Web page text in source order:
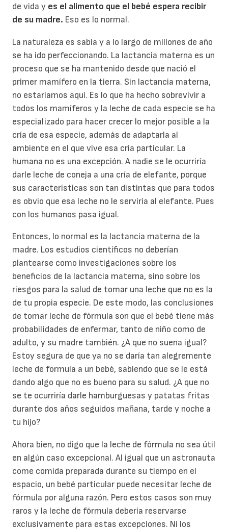
de vida y es el alimento que el bebé espera recibir
de su madre. Eso es lo normal.
La naturaleza es sabia y a lo largo de millones de año
se ha ido perfeccionando. La lactancia materna es un
proceso que se ha mantenido desde que nació el
primer mamífero en la tierra. Sin lactancia materna,
no estaríamos aquí. Es lo que ha hecho sobrevivir a
todos los mamíferos y la leche de cada especie se ha
especializado para hacer crecer lo mejor posible a la
cría de esa especie, además de adaptarla al
ambiente en el que vive esa cría particular. La
humana no es una excepción. A nadie se le ocurriría
darle leche de coneja a una cría de elefante, porque
sus características son tan distintas que para todos
es obvio que esa leche no le serviría al elefante. Pues
con los humanos pasa igual.
Entonces, lo normal es la lactancia materna de la
madre. Los estudios científicos no deberían
plantearse como investigaciones sobre los
beneficios de la lactancia materna, sino sobre los
riesgos para la salud de tomar una leche que no es la
de tu propia especie. De este modo, las conclusiones
de tomar leche de fórmula son que el bebé tiene más
probabilidades de enfermar, tanto de niño como de
adulto, y su madre también. ¿A que no suena igual?
Estoy segura de que ya no se daría tan alegremente
leche de formula a un bebé, sabiendo que se le está
dando algo que no es bueno para su salud. ¿A que no
se te ocurriría darle hamburguesas y patatas fritas
durante dos años seguidos mañana, tarde y noche a
tu hijo?
Ahora bien, no digo que la leche de fórmula no sea útil
en algún caso excepcional. Al igual que un astronauta
come comida preparada durante su tiempo en el
espacio, un bebé particular puede necesitar leche de
fórmula por alguna razón. Pero estos casos son muy
raros y la leche de fórmula debería reservarse
exclusivamente para estas excepciones. Ni los